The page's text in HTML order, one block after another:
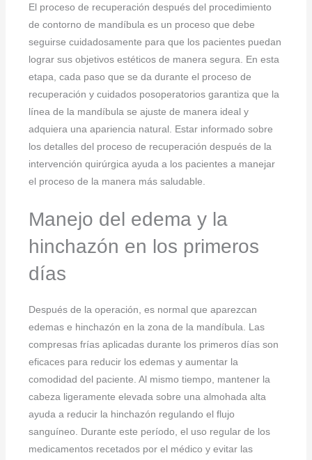
El proceso de recuperación después del procedimiento
de contorno de mandíbula es un proceso que debe
seguirse cuidadosamente para que los pacientes puedan
lograr sus objetivos estéticos de manera segura. En esta
etapa, cada paso que se da durante el proceso de
recuperación y cuidados posoperatorios garantiza que la
línea de la mandíbula se ajuste de manera ideal y
adquiera una apariencia natural. Estar informado sobre
los detalles del proceso de recuperación después de la
intervención quirúrgica ayuda a los pacientes a manejar
el proceso de la manera más saludable.
Manejo del edema y la
hinchazón en los primeros
días
Después de la operación, es normal que aparezcan
edemas e hinchazón en la zona de la mandíbula. Las
compresas frías aplicadas durante los primeros días son
eficaces para reducir los edemas y aumentar la
comodidad del paciente. Al mismo tiempo, mantener la
cabeza ligeramente elevada sobre una almohada alta
ayuda a reducir la hinchazón regulando el flujo
sanguíneo. Durante este período, el uso regular de los
medicamentos recetados por el médico y evitar las